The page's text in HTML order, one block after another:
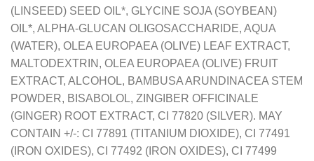
(LINSEED) SEED OIL*, GLYCINE SOJA (SOYBEAN)
OIL*, ALPHA-GLUCAN OLIGOSACCHARIDE, AQUA
(WATER), OLEA EUROPAEA (OLIVE) LEAF EXTRACT,
MALTODEXTRIN, OLEA EUROPAEA (OLIVE) FRUIT
EXTRACT, ALCOHOL, BAMBUSA ARUNDINACEA STEM
POWDER, BISABOLOL, ZINGIBER OFFICINALE
(GINGER) ROOT EXTRACT, CI 77820 (SILVER). MAY
CONTAIN +/-: CI 77891 (TITANIUM DIOXIDE), CI 77491
(IRON OXIDES), CI 77492 (IRON OXIDES), CI 77499